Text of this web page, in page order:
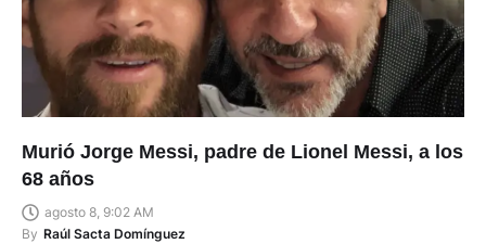
Murió Jorge Messi, padre de Lionel Messi, a los
68 años
agosto 8, 9:02 AM
By Raúl Sacta Domínguez